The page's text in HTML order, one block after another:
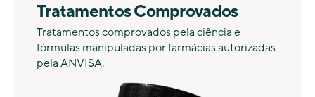
Tratamentos Comprovados
Tratamentos comprovados pela ciência e
fórmulas manipuladas por farmácias autorizadas
pela ANVISA.